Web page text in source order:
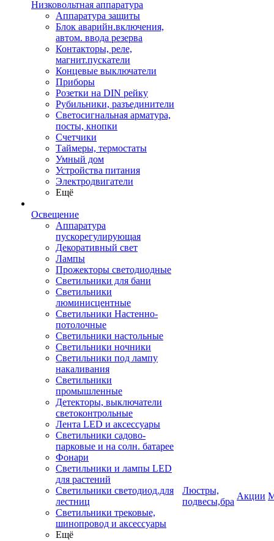
Низковольтная аппаратура
Аппаратура защиты
Блок аварийн.включения,
автом. ввода резерва
Контакторы, реле,
магнит.пускатели
Концевые выключатели
Приборы
Розетки на DIN рейку
Рубильники, разъединители
Светосигнальная арматура,
посты, кнопки
Счетчики
Таймеры, термостаты
Умный дом
Устройства питания
Электродвигатели
Ещё
Освещение
Аппаратура
пускорегулирующая
Декоративный свет
Лампы
Прожекторы светодиодные
Светильники для бани
Светильники
люминисцентные
Светильники Настенно-
потолочные
Светильники настольные
Светильники ночники
Светильники под лампу
накаливания
Светильники
промышленные
Детекторы, выключатели
светоконтрольные
Лента LED и аксессуары
Светильники садово-
парковые и на солн. батарее
Фонари
Светильники и лампы LED
для растений
Светильники светодиод.для
лестниц
Светильники трековые,
шинопровод и аксессуары
Ещё
Люстры,
подвесы,бра
Акции